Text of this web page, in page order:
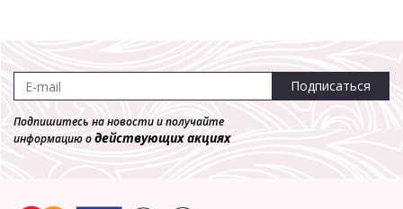
Подписаться
Подпишитесь на новости и получайте
информацию одействующих акциях